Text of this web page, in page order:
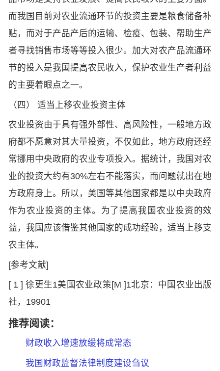
而我国目前对农业流通环节的投资主要是粮食储备补
贴，而对于产品产后的运输、检疫、包装、帮助生产
者寻找销售市场等等投入很少。加大对农产品流通环
节的投入是我国提高农民收入，保护农业生产者利益
的主要着眼点之一。
（四） 适当上移农业投资主体
农业投资由于具有强外部性、高风险性，一般地方政
府都不愿意对其大量投资，不仅如此，地方政府还经
常挪用中央政府的农业专项投入。据统计，我国对农
业的投资大约有30%左右不能落实，而问题就出在地
方政府身上。所以，美国等其他国家都是以中央政府
作为农业投资的主体。为了提高我国农业投资的效
益，我国应该借鉴其他国家的成功经验，适当上移支
农主体。
[参考文献]
[ 1 ] 徐更生1美国农业政策[M ]1北京：中国农业出版
社，19901
推荐阅读：
财政收入增速放缓将成常态
我国财政监督法律制度建设刍议